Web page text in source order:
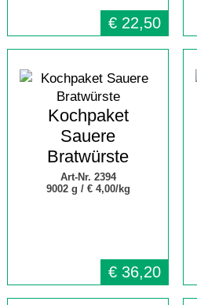
€ 22,50
Kochpaket
Sauere
Bratwürste
Art-Nr. 2394
9002 g / € 4,00/kg
€ 36,20